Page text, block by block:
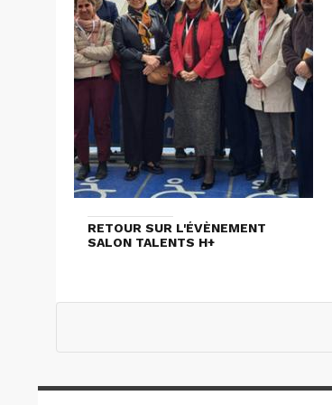
RETOUR SUR L'ÉVÈNEMENT
SALON TALENTS H+